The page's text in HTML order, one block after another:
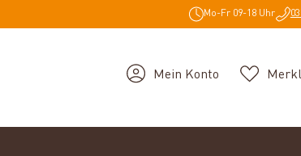
Mo-Fr 09-18 Uhr
Mein Konto